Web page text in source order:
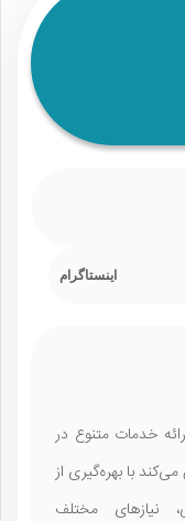
اینستاگرام
خدمات متنوع در
با بهره‌گیری از
نیازهای مختلف